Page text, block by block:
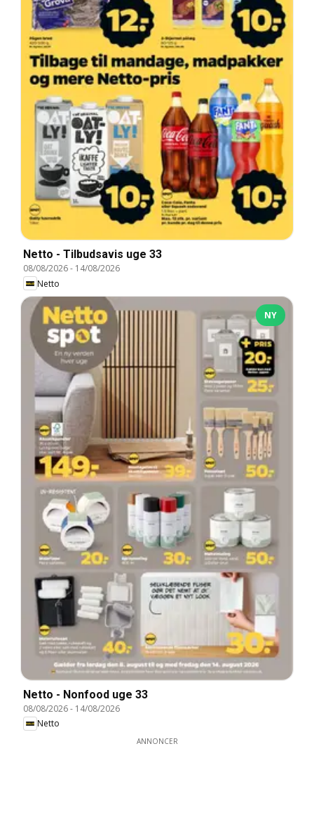
Netto - Tilbudsavis uge 33
08/08/2026- 14/08/2026
Netto
NY
Netto - Nonfood uge 33
08/08/2026- 14/08/2026
Netto
ANNONCER